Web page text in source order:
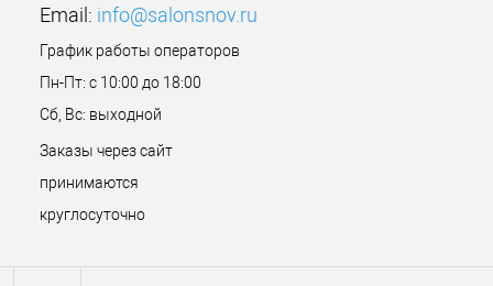
Email: info@salonsnov.ru
График работы операторов
Пн-Пт: с 10:00 до 18:00
Сб, Вс: выходной
Заказы через сайт
принимаются
круглосуточно